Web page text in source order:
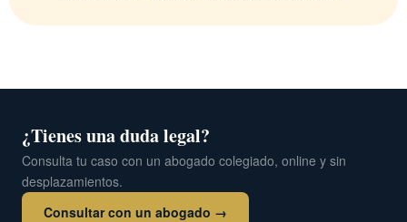
¿Tienes una duda legal?
Consulta tu caso con un abogado colegiado, online y sin
desplazamientos.
Consultar con un abogado →